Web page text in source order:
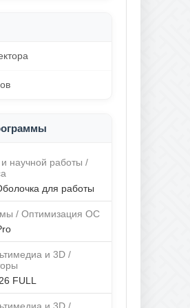
научной работы /
для работы
/ Оптимизация ОС
и 3D /
FULL